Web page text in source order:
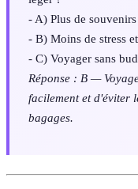
- A) Plus de
- B) Moins de stress
- C) Voyager sans
Réponse : B —
facilement et d'éviter
bagages.